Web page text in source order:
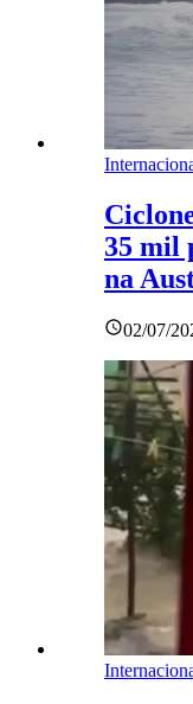
35 mil
na
02/07/